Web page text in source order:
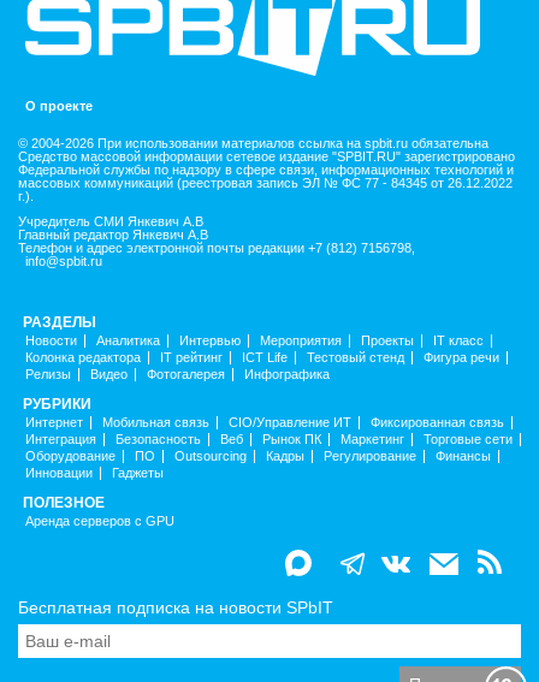
О проекте
© 2004-2026 При использовании материалов ссылка на spbit.ru обязательна
Средство массовой информации сетевое издание "SPBIT.RU" зарегистрировано
Федеральной службы по надзору в сфере связи, информационных технологий и
массовых коммуникаций (реестровая запись ЭЛ № ФС 77 - 84345 от 26.12.2022
г.).
Учредитель СМИ Янкевич А.В
Главный редактор Янкевич А.В
Телефон и адрес электронной почты редакции +7 (812) 7156798,
info@spbit.ru
РАЗДЕЛЫ
Новости Аналитика Интервью Мероприятия Проекты
IT класс
Колонка редактора
IT рейтинг ICT Life Тестовый стенд
Фигура речи
Релизы
Видео Фотогалерея Инфографика
РУБРИКИ
Интернет Мобильная связь CIO/Управление ИТ
Фиксированная связь
Интеграция
Безопасность Веб Рынок ПК Маркетинг
Торговые сети
Оборудование
ПО Outsourcing Кадры Регулирование
Финансы
Инновации
Гаджеты
ПОЛЕЗНОЕ
Аренда серверов с GPU
Бесплатная подписка на новости SPbIT